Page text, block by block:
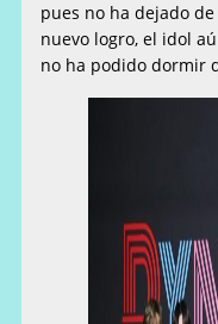
pues no ha dejado
nuevo logro, el idol
no ha podido dormir